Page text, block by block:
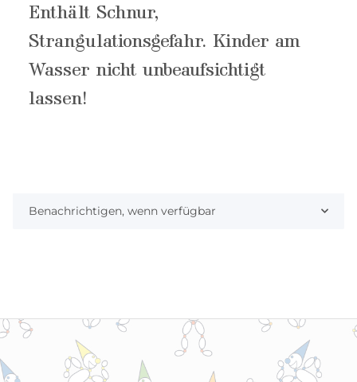
Enthält Schnur,
Strangulationsgefahr. Kinder am
Wasser nicht unbeaufsichtigt
lassen!
Benachrichtigen, wenn verfügbar